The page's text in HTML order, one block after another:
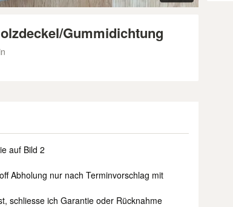
Gummidichtung
auf Bild 2
Abholung nur nach Terminvorschlag mit
schliesse ich Garantie oder Rücknahme